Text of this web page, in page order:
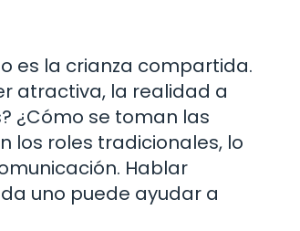
es la crianza compartida.
atractiva, la realidad a
¿Cómo se toman las
los roles tradicionales, lo
Hablar
uno puede ayudar a